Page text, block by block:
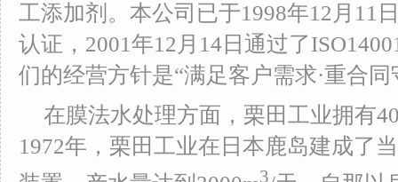
工添加剂。本公司已于1998年12月11
认证，2001年12月14日通过了
们的经营方针是“满足客户需求·重合同
在膜法水处理方面，栗田工业拥有
1972年，栗田工业在日本鹿岛建成了
3